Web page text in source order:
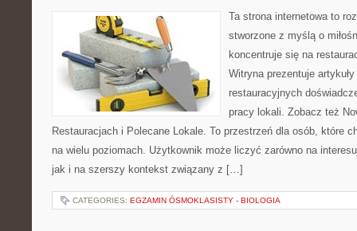
Ta strona internetowa to
stworzone z myślą o
koncentruje się na
Witryna prezentuje
restauracyjnych
pracy lokali. Zobacz też
Restauracjach i Polecane Lokale. To przestrzeń dla osób, które
na wielu poziomach. Użytkownik może liczyć zarówno na
jak i na szerszy kontekst związany z […]
CATEGORIES: EGZAMIN ÓSMOKLASISTY - BIOLOGIA